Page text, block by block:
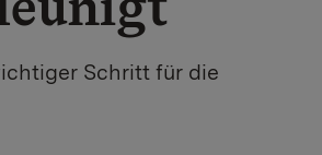
Schritt für die